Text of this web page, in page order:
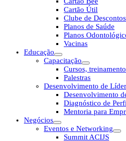
Cartão Útil
Clube de
Planos de Saúde
Planos
Vacinas
Educação
Capacitação
Cursos,
Palestras
Desenvolvimento de
Desenvolvimento
Diagnóstico de
Mentoria para
Negócios
Eventos e Networking
Summit ACIJS